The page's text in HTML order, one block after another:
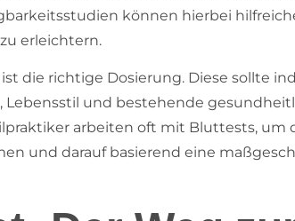
können hierbei
erleichtern.
die richtige Dosierung. Diese sollte
Lebensstil und bestehende
arbeiten oft mit Bluttests, um
und darauf basierend eine